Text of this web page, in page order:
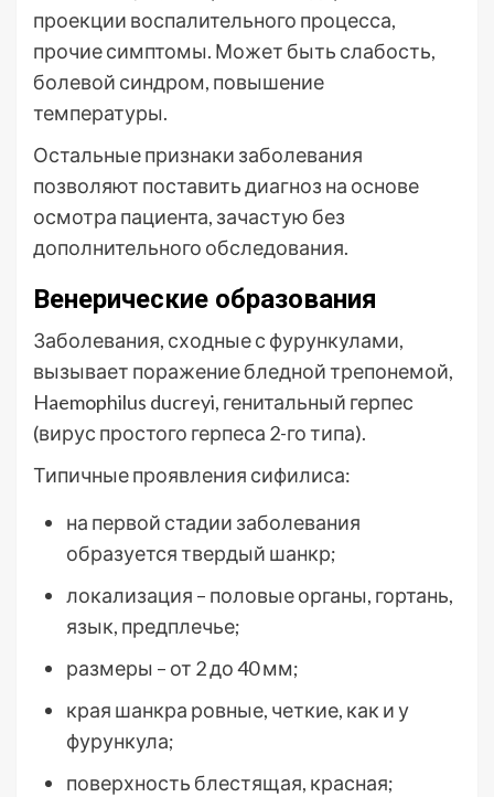
проекции воспалительного процесса,
прочие симптомы. Может быть слабость,
болевой синдром, повышение
температуры.
Остальные признаки заболевания
позволяют поставить диагноз на основе
осмотра пациента, зачастую без
дополнительного обследования.
Венерические образования
Заболевания, сходные с фурункулами,
вызывает поражение бледной трепонемой,
Haemophilus ducreyi, генитальный герпес
(вирус простого герпеса 2-го типа).
Типичные проявления сифилиса:
на первой стадии заболевания
образуется твердый шанкр;
локализация – половые органы, гортань,
язык, предплечье;
размеры – от 2 до 40 мм;
края шанкра ровные, четкие, как и у
фурункула;
поверхность блестящая, красная;